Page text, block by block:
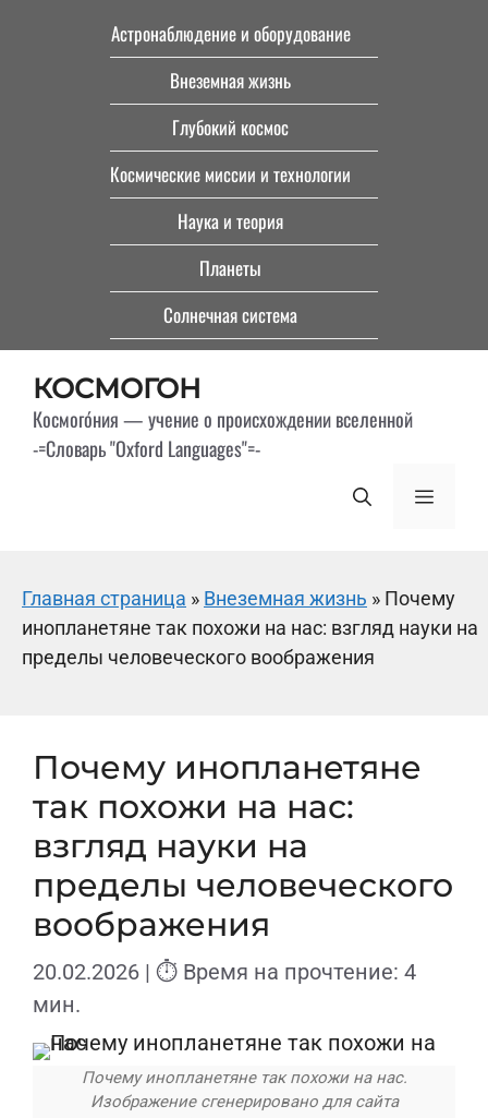
Астронаблюдение и оборудование
Внеземная жизнь
Глубокий космос
Космические миссии и технологии
Наука и теория
Планеты
Солнечная система
КОСМОГОН
Космого́ния — учение о происхождении вселенной
-=Словарь "Oxford Languages"=-
Меню
Главная страница » Внеземная жизнь » Почему
инопланетяне так похожи на нас: взгляд науки на
пределы человеческого воображения
Почему инопланетяне
так похожи на нас:
взгляд науки на
пределы человеческого
воображения
20.02.2026 | ⏱ Время на прочтение: 4
мин.
Почему инопланетяне так похожи на нас.
Изображение сгенерировано для сайта